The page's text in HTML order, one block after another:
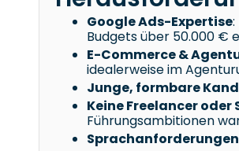
Google Ads-Expertise
Budgets über 50.000 €
E-Commerce &
idealerweise im
Junge, formbare
Keine Freelancer
Führungsambitionen